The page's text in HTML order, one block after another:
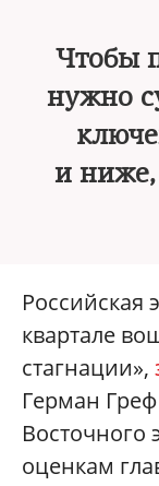
Чтобы
нужно
и ниже,
Российская
квартале
стагнации»,
Герман
Восточного
оценкам